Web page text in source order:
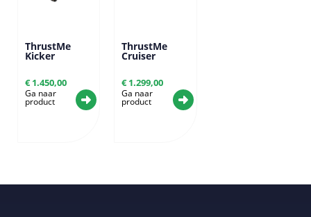
ThrustMe
Kicker
€1.450,00
Ga naar
product
ThrustMe
Cruiser
€1.299,00
Ga naar
product